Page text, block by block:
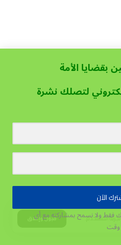
المستخدم. قبول وإغلاق
بقضايا الأمة
لتصلك نشرة
الآن
فقط ولا نسمح بمشاركته مع أي
وقت